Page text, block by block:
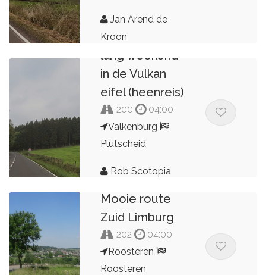
Jan Arend de
Kroon
lang weekend
in de Vulkan
eifel (heenreis)
200
04:00
Valkenburg
Plütscheid
Rob Scotopia
Mooie route
Zuid Limburg
202
04:00
Roosteren
Roosteren